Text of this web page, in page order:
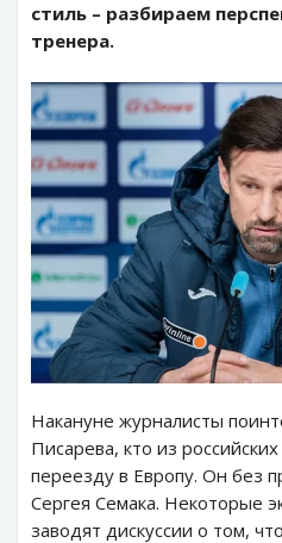
стиль – разбираем
тренера.
Накануне журналисты
Писарева, кто из
переезду в Европу. Он без
Сергея Семака. Некоторые
заводят дискуссии о том,